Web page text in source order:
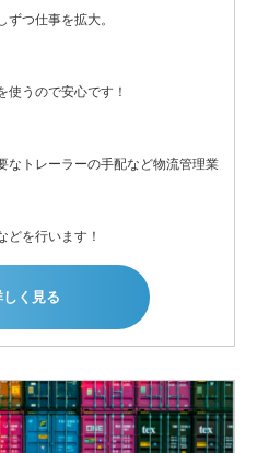
つ仕事を拡大。
うので安心です！
なトレーラーの手配など物流管理業
どを行います！
しく見る